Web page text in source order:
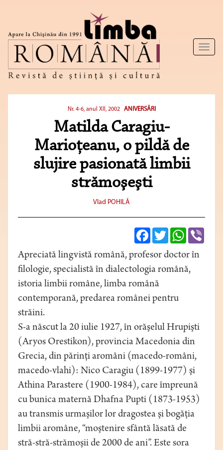
Toggle
Nr. 4-6, anul XII, 2002 ANIVERSĂRI
Matilda Caragiu-
Marioţeanu, o pildă de
slujire pasionată limbii
strămoşeşti
Vlad POHILĂ
FacebookTwitterWhatsApp
Apreciată lingvistă română, profesor doctor în
filologie, specialistă în dialectologia română,
istoria limbii române, limba română
contemporană, predarea românei pentru
străini.
S-a născut la 20 iulie 1927, în orăşelul Hrupişti
(Aryos Orestikon), provincia Macedonia din
Grecia, din părinţi aromâni (macedo-români,
macedo-vlahi): Nico Caragiu (1899-1977) şi
Athina Parastere (1900-1984), care împreună
cu bunica maternă Dhafna Pupti (1873-1953)
au transmis urmaşilor lor dragostea şi bogăţia
limbii aromâne, “moştenire sfântă lăsată de
stră-stră-strămoşii de 2000 de ani”. Este sora